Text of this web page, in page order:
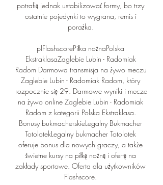
potrafią jednak ustabilizować formy, bo trzy
ostatnie pojedynki to wygrana, remis i
porażka.
plFlashscorePiłka nożnaPolska
EkstraklasaZaglebie Lubin - Radomiak
Radom Darmowa transmisja na żywo meczu
Zaglebie Lubin - Radomiak Radom, który
rozpocznie się 29. Darmowe wyniki i mecze
na żywo online Zaglebie Lubin - Radomiak
Radom z kategorii Polska Ekstraklasa.
Bonusy bukmacherskieLegalny Bukmacher
TotolotekLegalny bukmacher Totolotek
oferuje bonus dla nowych graczy, a także
świetne kursy na piłkę nożną i ofertę na
zakłady sportowe. Oferta dla użytkowników
Flashscore.